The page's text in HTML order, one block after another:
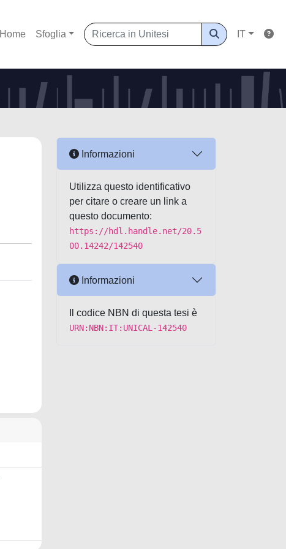
Home Sfoglia IT
Informazioni
Utilizza questo identificativo
per citare o creare un link a
questo documento:
https://hdl.handle.net/20.5
00.14242/142540
Informazioni
Il codice NBN di questa tesi è
URN:NBN:IT:UNICAL-142540